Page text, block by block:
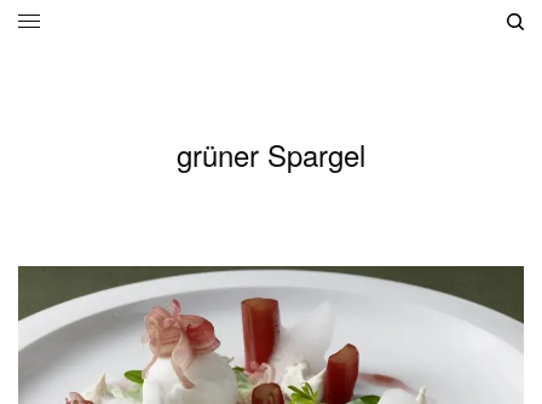
grüner Spargel